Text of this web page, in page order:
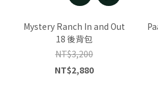
Mystery Ranch In and Out
18 後背包
NT$3,200
NT$2,880